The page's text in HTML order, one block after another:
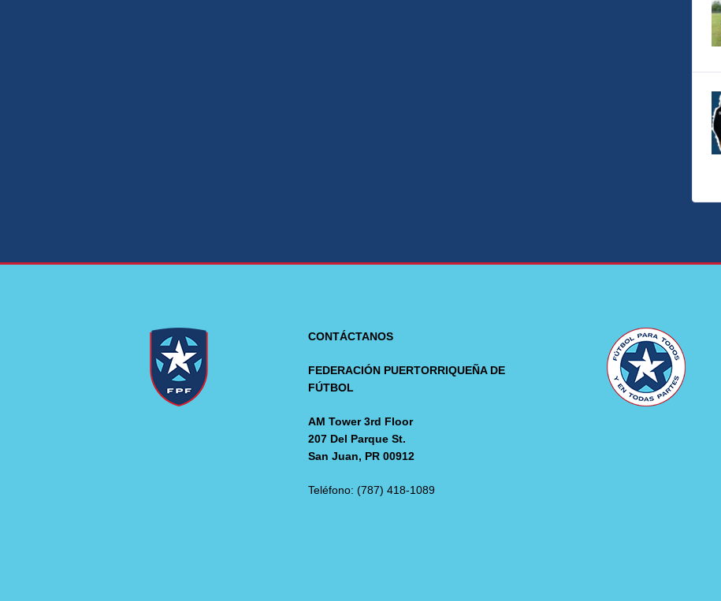
CONTÁCTANOS
FEDERACIÓN PUERTORRIQUEÑA DE
FÚTBOL
AM Tower 3rd Floor
207 Del Parque St.
San Juan, PR 00912
Teléfono: (787) 418-1089